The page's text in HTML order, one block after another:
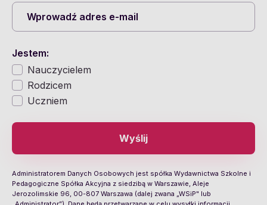
Jestem:
Nauczycielem
Rodzicem
Uczniem
Wyślij
Administratorem Danych Osobowych jest spółka Wydawnictwa Szkolne i
Pedagogiczne Spółka Akcyjna z siedzibą w Warszawie, Aleje
Jerozolimskie 96, 00-807 Warszawa (dalej zwana „WSiP" lub